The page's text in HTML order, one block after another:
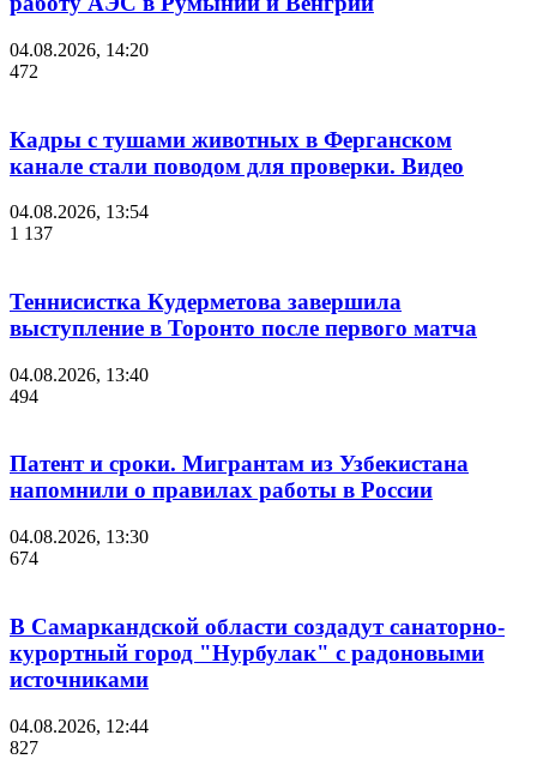
04.08.2026, 14:20
472
Кадры с тушами животных в Ферганском
канале стали поводом для проверки. Видео
04.08.2026, 13:54
1 137
Теннисистка Кудерметова завершила
выступление в Торонто после первого матча
04.08.2026, 13:40
494
Патент и сроки. Мигрантам из Узбекистана
напомнили о правилах работы в России
04.08.2026, 13:30
674
В Самаркандской области создадут санаторно-
курортный город "Нурбулак" с радоновыми
источниками
04.08.2026, 12:44
827